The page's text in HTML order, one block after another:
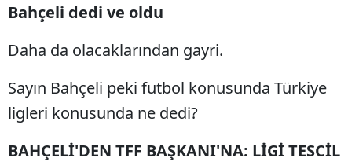
Bahçeli dedi ve oldu
Daha da olacaklarından gayri.
Sayın Bahçeli peki futbol konusunda Türkiye
ligleri konusunda ne dedi?
BAHÇELİ'DEN TFF BAŞKANI'NA: LİGİ TESCİL